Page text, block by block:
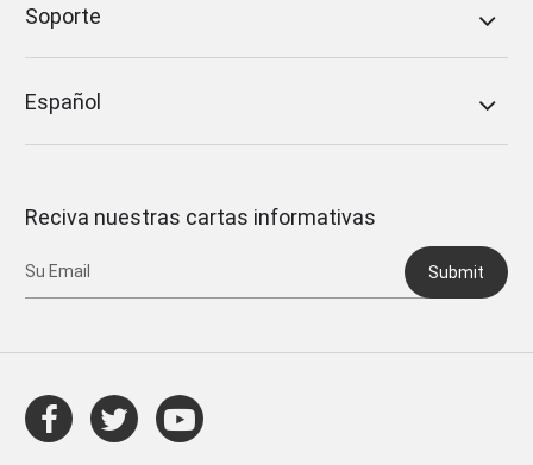
Soporte
Español
Reciva nuestras cartas informativas
Submit